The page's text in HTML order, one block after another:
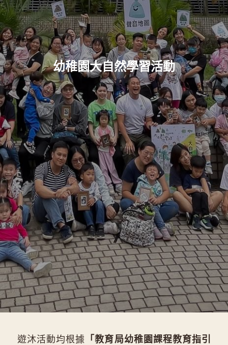
幼稚園大自然學習活動
遊沐活動均根據
「教育局幼稚園課程教育指引